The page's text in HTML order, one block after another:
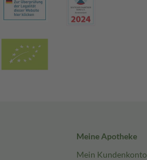
Meine Apotheke
Mein Kundenkonto